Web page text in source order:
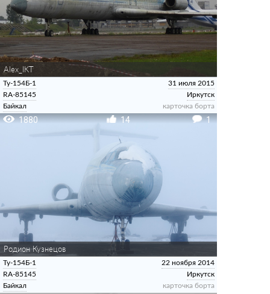
Alex_IKT
Ту-154Б-1
RA-85145
Байкал
31 июля 2015
Иркутск
карточка борта
1880 14 1
Родион Кузнецов
Ту-154Б-1
RA-85145
Байкал
22 ноября 2014
Иркутск
карточка борта